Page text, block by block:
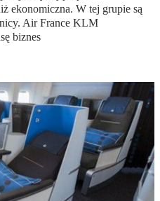
ekonomiczna. W tej grupie są
Air France KLM
biznes